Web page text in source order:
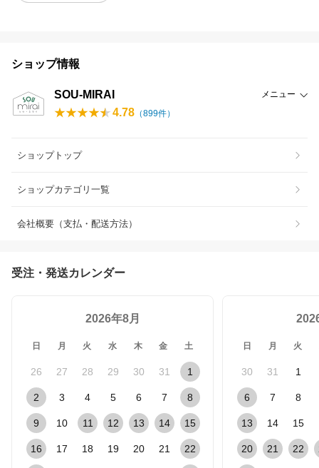
ショップ情報
SOU-MIRAI メニュー
4.78 （899件）
ショップトップ
ショップカテゴリ一覧
会社概要（支払・配送方法）
受注・発送カレンダー
2026年8月
日 月 火 水 木 金 土
26 27 28 29 30 31 1
2 3 4 5 6 7 8
9 10 11 12 13 14 15
16 17 18 19 20 21 22
日 月 火
30 31 1
6 7 8
13 14 15
20 21 22